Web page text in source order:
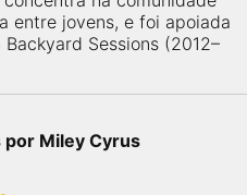
entre jovens, e foi apoiada
Sessions (2012–
Miley Cyrus